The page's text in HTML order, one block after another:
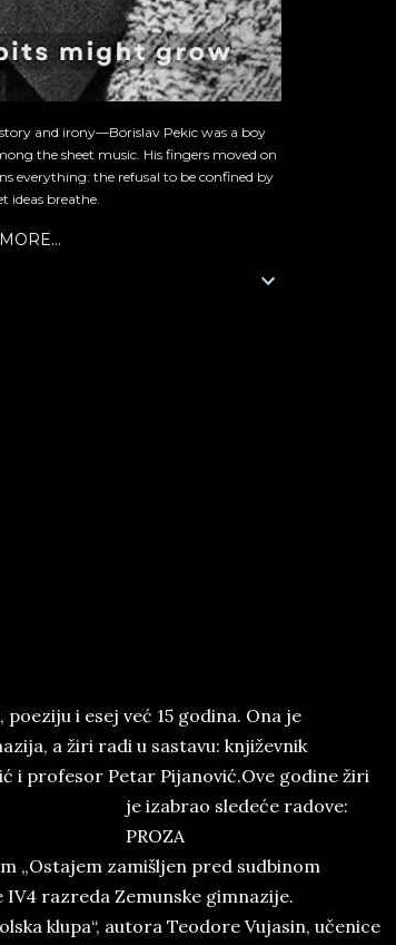
and irony—Borislav Pekic was a boy
the sheet music. His fingers moved on
everything: the refusal to be confined by
ideas breathe.
MORE…
i esej već 15 godina. Ona je
a žiri radi u sastavu: književnik
i profesor Petar Pijanović.Ove godine žiri
je izabrao sledeće radove:
PROZA
„Ostajem zamišljen pred sudbinom
IV4 razreda Zemunske gimnazije.
klupa“, autora Teodore Vujasin, učenice